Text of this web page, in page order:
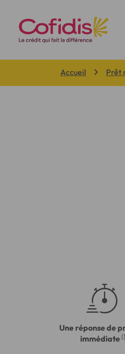
Vous êtes ici:
Accueil Prêt
Une réponse de
immédiate